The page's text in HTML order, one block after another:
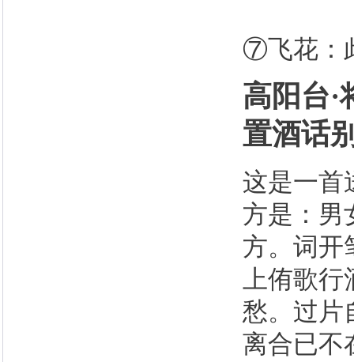
⑦飞花：
高阳台
置酒话
这是一首
方是：男
方。词开
上侑歌
愁。过片
离合已不